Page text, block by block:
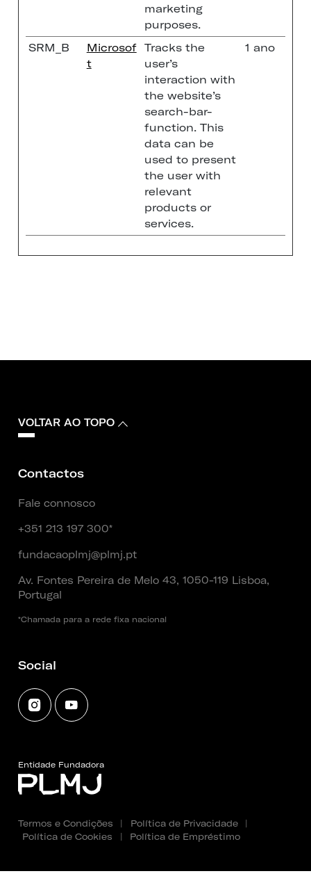
marketing
purposes.
SRM_B
Microsof
t
Tracks the
user’s
interaction with
the website’s
search-bar-
function. This
data can be
used to present
the user with
relevant
products or
services.
1 ano
VOLTAR AO TOPO
Contactos
Fale connosco
+351 213 197 300*
fundacaoplmj@plmj.pt
Av. Fontes Pereira de Melo 43, 1050-119 Lisboa,
Portugal
*Chamada para a rede fixa nacional
Social
Entidade Fundadora
Termos e Condições | Política de Privacidade
|
Política de Cookies
| Política de Empréstimo